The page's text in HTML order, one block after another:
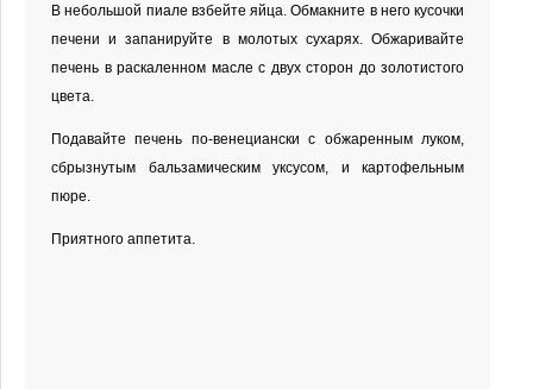
В небольшой пиале взбейте яйца. Обмакните в него кусочки
печени и запанируйте в молотых сухарях. Обжаривайте
печень в раскаленном масле с двух сторон до золотистого
цвета.
Подавайте печень по-венециански с обжаренным луком,
сбрызнутым бальзамическим уксусом, и картофельным
пюре.
Приятного аппетита.